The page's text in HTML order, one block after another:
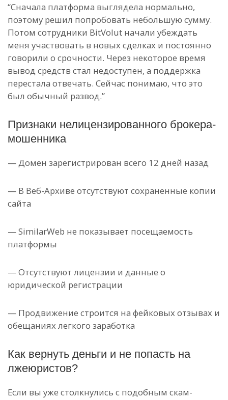
“Сначала платформа выглядела нормально,
поэтому решил попробовать небольшую сумму.
Потом сотрудники BitVolut начали убеждать
меня участвовать в новых сделках и постоянно
говорили о срочности. Через некоторое время
вывод средств стал недоступен, а поддержка
перестала отвечать. Сейчас понимаю, что это
был обычный развод.”
Признаки нелицензированного брокера-
мошенника
— Домен зарегистрирован всего 12 дней назад
— В Веб-Архиве отсутствуют сохраненные копии
сайта
— SimilarWeb не показывает посещаемость
платформы
— Отсутствуют лицензии и данные о
юридической регистрации
— Продвижение строится на фейковых отзывах и
обещаниях легкого заработка
Как вернуть деньги и не попасть на
лжеюристов?
Если вы уже столкнулись с подобным скам-